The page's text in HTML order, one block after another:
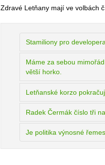
Zdravé Letňany mají ve volbách
Stamiliony pro
Máme za sebou
větší horko.
Letňanské korzo
Radek Čermák číslo tři
Je politika výnosné